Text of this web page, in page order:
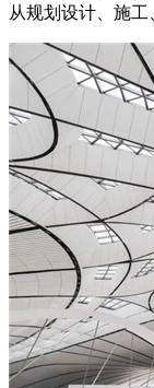
从规划设计、施工